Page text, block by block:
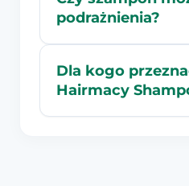
podrażnienia?
Dla kogo
Hairmacy